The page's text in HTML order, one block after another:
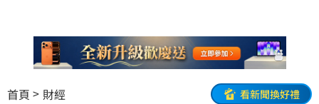
首頁 財經 看新聞換好禮